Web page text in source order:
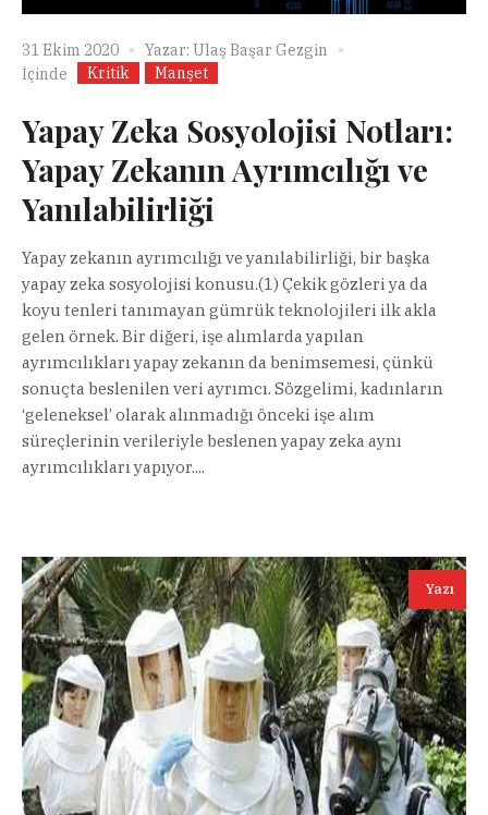
31 Ekim 2020 Yazar: Ulaş Başar Gezgin
İçinde
Kritik Manşet
Yapay Zeka Sosyolojisi Notları:
Yapay Zekanın Ayrımcılığı ve
Yanılabilirliği
Yapay zekanın ayrımcılığı ve yanılabilirliği, bir başka
yapay zeka sosyolojisi konusu.(1) Çekik gözleri ya da
koyu tenleri tanımayan gümrük teknolojileri ilk akla
gelen örnek. Bir diğeri, işe alımlarda yapılan
ayrımcılıkları yapay zekanın da benimsemesi, çünkü
sonuçta beslenilen veri ayrımcı. Sözgelimi, kadınların
‘geleneksel’ olarak alınmadığı önceki işe alım
süreçlerinin verileriyle beslenen yapay zeka aynı
ayrımcılıkları yapıyor....
Yazı